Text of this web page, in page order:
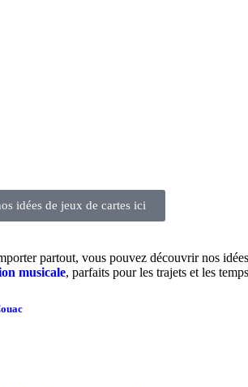
idées de jeux de cartes ici
partout, vous pouvez découvrir nos
musicale, parfaits pour les trajets et les